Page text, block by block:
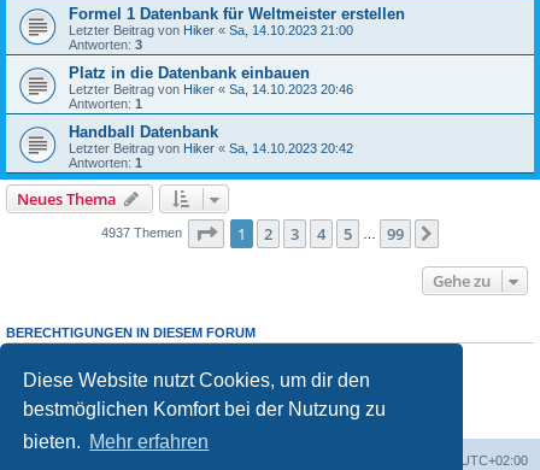
Diese Website nutzt Cookies, um dir den
bestmöglichen Komfort bei der Nutzung zu
bieten. Mehr erfahren
Formel 1 Datenbank für Weltmeister erstellen
Letzter Beitrag von Hiker « Sa, 14.10.2023 21:00
Antworten: 3
Platz in die Datenbank einbauen
Letzter Beitrag von Hiker « Sa, 14.10.2023 20:46
Antworten: 1
Handball Datenbank
Letzter Beitrag von Hiker « Sa, 14.10.2023 20:42
Antworten: 1
Neues Thema
4937 Themen Seite 1von 99
1 2 3 4 5 99
Gehe zu
BERECHTIGUNGEN IN DIESEM FORUM
Dudarfst
Antworten zu Themen in diesem Forum erstellen.
Du darfst deine Beiträge in diesem Forumnichtändern.
Du darfst deine Beiträge in diesem Forum nicht löschen.
keine
UTC+02:00